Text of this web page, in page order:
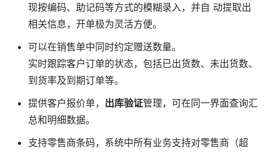
现按编码、助记码等方式的模糊录入，并自 动提取出
相关信息，开单极为灵活方便。
可以在销售单中同时约定赠送数量。
实时跟踪客户订单的状态，包括已出货数、未出货数、
到货率及到期订单等。
提供客户报价单， 出库验证管理，可在同一界面查询汇
总和明细数据。
支持零售商条码，系统中所有业务支持对零售商（超